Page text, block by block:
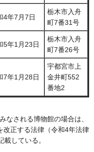
4年7月7日
栃木市入舟
町7番31号
5年1月23日
栃木市入舟
町7番26号
7年1月28日
宇都宮市上
金井町552
番地2
される博物館の場合は、
改正する法律（令和4年法律
している。